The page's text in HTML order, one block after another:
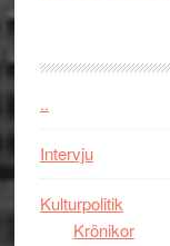
..
Intervju
Kulturpolitik
Krönikor